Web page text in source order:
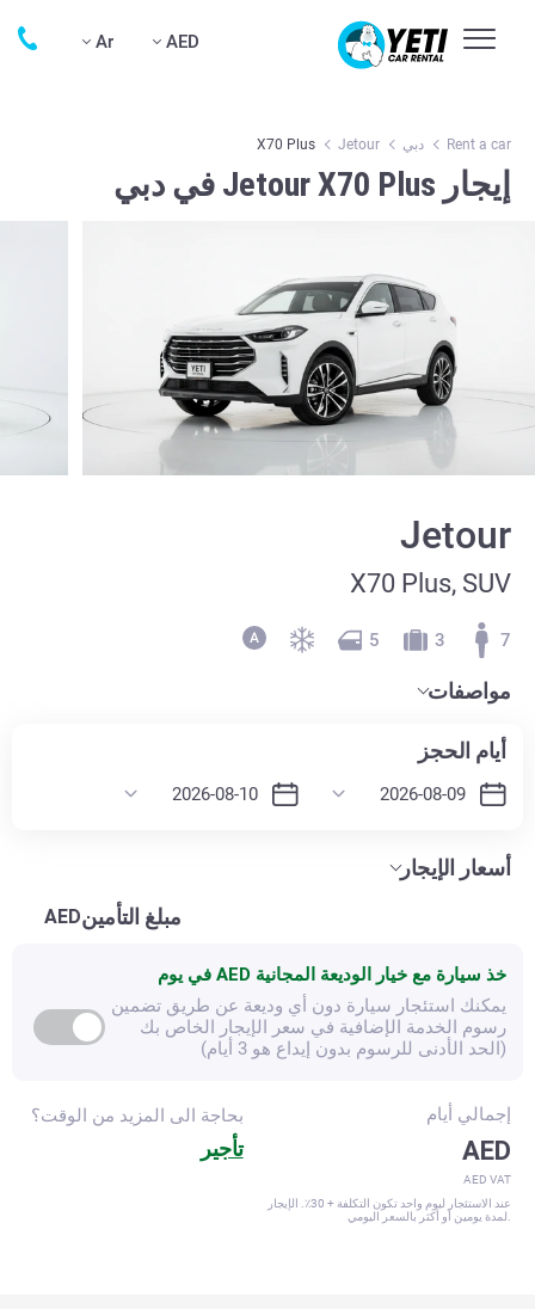
AED
Ar
Rent a car دبي Jetour
X70 Plus
إيجار Jetour X70 Plus في دبي
Jetour
X70 Plus, SUV
7
3
5
مواصفات
أيام الحجز
أسعار الإيجار
مبلغ التأمينAED
خذ سيارة مع خيار الوديعة المجانية AED في يوم
يمكنك استئجار سيارة دون أي وديعة عن طريق تضمين
رسوم الخدمة الإضافية في سعر الإيجار الخاص بك
(الحد الأدنى للرسوم بدون إيداع هو 3 أيام)
إجمالي أيام
AED
AED VAT
عند الاستئجار ليوم واحد تكون التكلفة + 30٪. الإيجار
بحاجة الى المزيد من الوقت؟
تأجير